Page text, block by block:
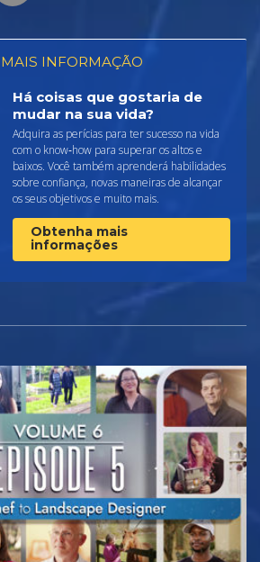
MAIS INFORMAÇÃO
Há coisas que gostaria de
mudar na sua vida?
Adquira as perícias para ter sucesso na vida
com o know‑how para superar os altos e
baixos. Você também aprenderá habilidades
sobre confiança, novas maneiras de alcançar
os seus objetivos e muito mais.
Obtenha mais
informações